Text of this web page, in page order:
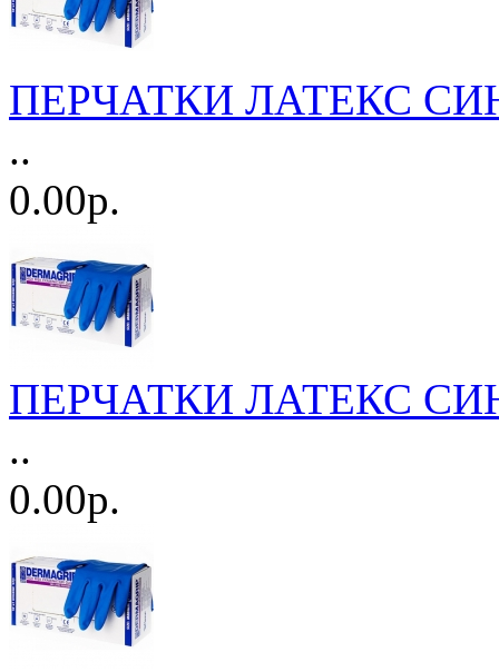
ПЕРЧАТКИ ЛАТЕКС
..
0.00р.
ПЕРЧАТКИ ЛАТЕКС
..
0.00р.